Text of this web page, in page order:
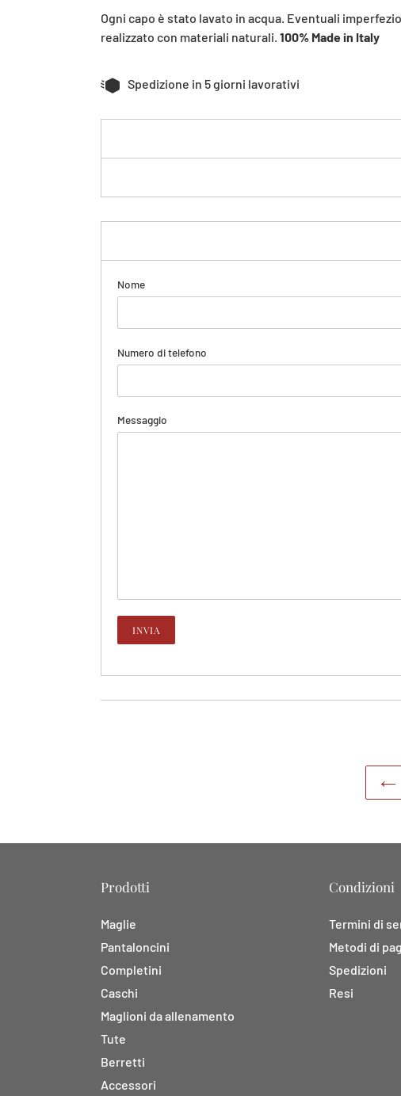
Ogni capo è stato lavato in acqua. Eventuali
realizzato con materiali naturali. 100% Made in Italy
Spedizione in 5 giorni lavorativi
Nome
Numero di telefono
Messaggio
Prodotti
Maglie
Pantaloncini
Completini
Caschi
Maglioni da allenamento
Tute
Berretti
Accessori
Condizioni
Termini di
Metodi di
Spedizioni
Resi